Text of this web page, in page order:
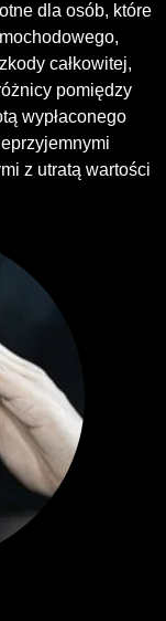
dla osób, które
całkowitej,
pomiędzy
wypłaconego
z utratą wartości